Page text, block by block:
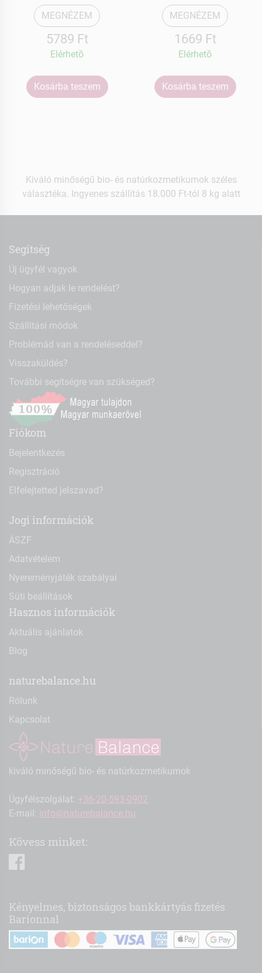
MEGNÉZEM
5789 Ft
Elérhetõ
Kosárba teszem
MEGNÉZEM
1669 Ft
Elérhetõ
Kosárba teszem
Kiváló minőségű bio- és natúrkozmetikumok széles
választéka. Ingyenes szállítás 18.000 Ft-tól 8 kg alatt
Segítség
Új ügyfél vagyok
Hogyan adjak le rendelést?
Fizetési lehetőségek
Szállítási módok
Problémád van a rendeléseddel?
Visszaküldés?
További segítségre van szükséged?
Fiókom
Bejelentkezés
Regisztráció
Elfelejtetted jelszavad?
Jogi információk
ÁSZF
Adatvételem
Nyereményjáték szabályai
Süti beállítások
Hasznos információk
Aktuális ajánlatok
Blog
naturebalance.hu
Rólunk
Kapcsolat
kiváló minőségű bio- és natúrkozmetikumok
Ügyfélszolgálat: +36-20-593-0902
E-mail: info@naturebalance.hu
Kövess minket:
Kényelmes, biztonságos bankkártyás fizetés
Barionnal